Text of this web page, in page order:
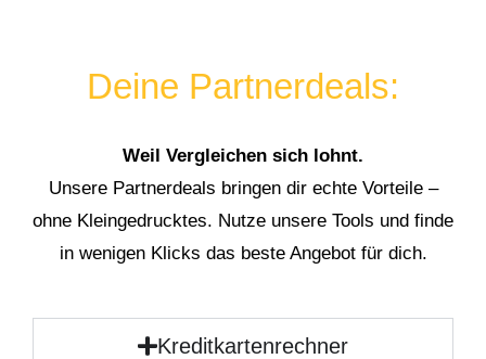
Deine Partnerdeals:
Weil Vergleichen sich lohnt.
Unsere Partnerdeals bringen dir echte Vorteile –
ohne Kleingedrucktes. Nutze unsere Tools und finde
in wenigen Klicks das beste Angebot für dich.
Kreditkartenrechner